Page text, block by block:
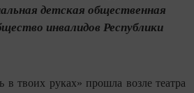
детская общественная
инвалидов Республики
твоих руках» прошла возле театра